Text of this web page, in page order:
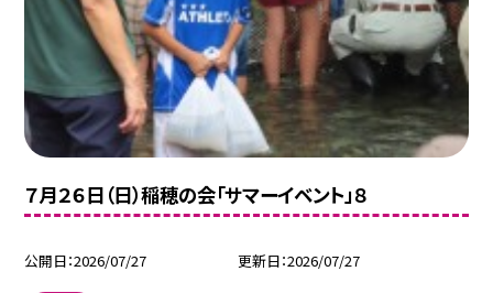
７月２６日（日）稲穂の会「サマーイベント」８
公開日 2026/07/27 更新日 2026/07/27